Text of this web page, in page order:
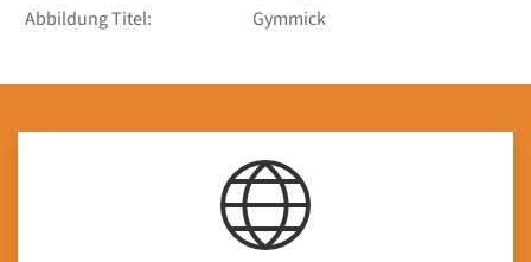
Abbildung Titel:
Gymmick